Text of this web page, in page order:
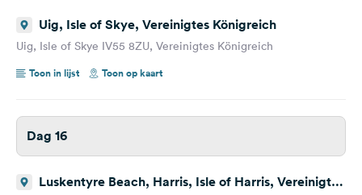
Uig, Isle of Skye, Vereinigtes Königreich
Uig, Isle of Skye IV55 8ZU, Vereinigtes Königreich
Toon in lijst
Toon op kaart
Dag 16
Luskentyre Beach, Harris, Isle of Harris, Vereinigtes